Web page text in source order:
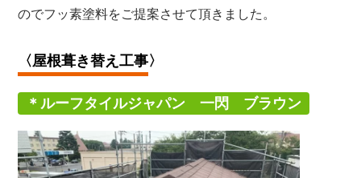
のでフッ素塗料をご提案させて頂きました。
〈屋根葺き替え工事〉
＊ルーフタイルジャパン 一閃 ブラウン